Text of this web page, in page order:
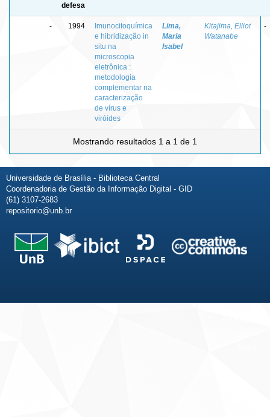
defesa
- 1994
Imunocitoquímica
e hibridização in
situ na
microscopia
eletrônica :
metodologia
complementar na
caracterização
de vírus e
viróides
Lima,
Maria
Isabel
Kitajima, Elliot
Watanabe
-
Mostrando resultados 1 a 1 de 1
Universidade de Brasília - Biblioteca Central
Coordenadoria de Gestão da Informação Digital - GID
(61) 3107-2683
repositorio@unb.br